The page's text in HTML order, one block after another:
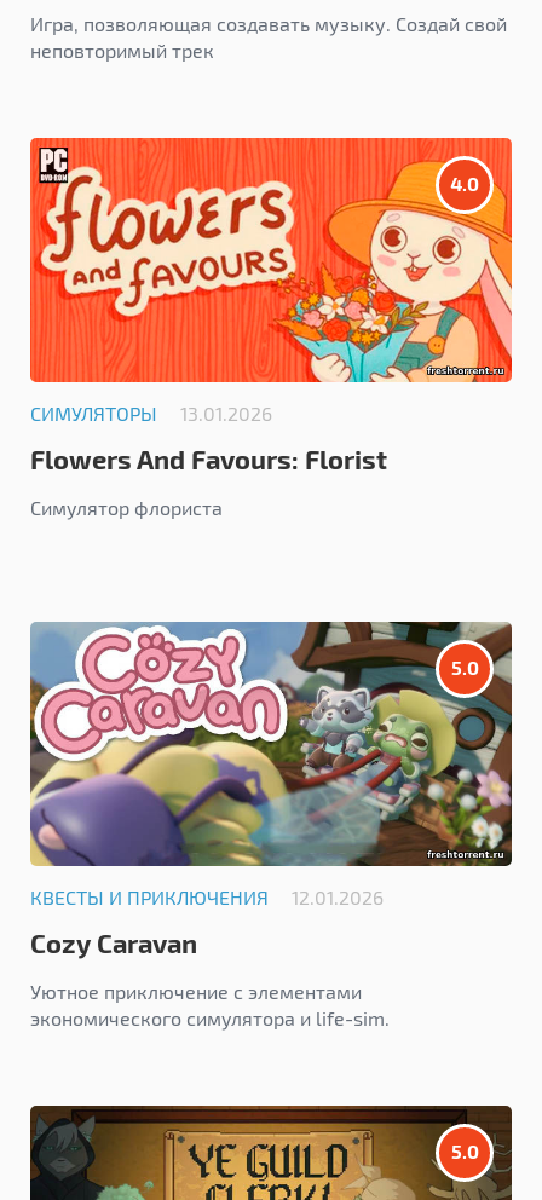
Игра, позволяющая создавать музыку. Создай свой
неповторимый трек
4.0
СИМУЛЯТОРЫ 13.01.2026
Flowers And Favours: Florist
Симулятор флориста
5.0
КВЕСТЫ И ПРИКЛЮЧЕНИЯ 12.01.2026
Cozy Caravan
Уютное приключение с элементами
экономического симулятора и life-sim.
5.0